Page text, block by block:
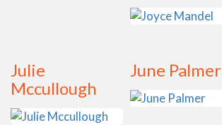
Julie
Mccullough
June Palmer